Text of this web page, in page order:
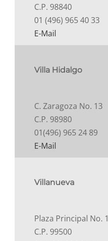
C.P. 98840
01 (496) 965 40 33
E-Mail
Villa Hidalgo
C. Zaragoza No. 13
C.P. 98980
01(496) 965 24 89
E-Mail
Villanueva
Plaza Principal No. 1
C.P. 99500